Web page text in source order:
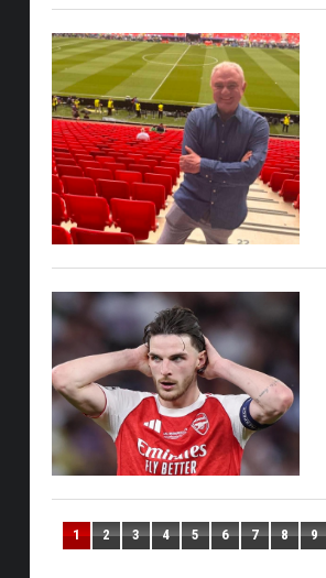
1 2 3 4 5 6 7 8 9